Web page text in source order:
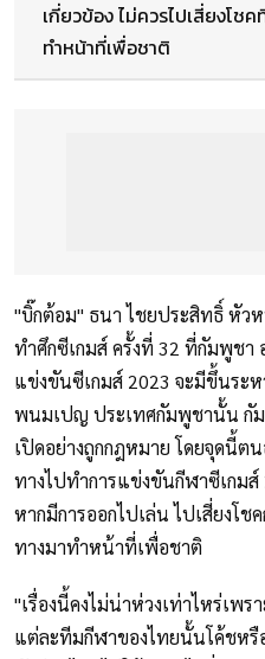
เกี่ยวข้อง ไม่ควรไปเสี่ยงโช
ทำหน้าที่เพื่อชาติ
"บิ๊กต้อม" ธนา ไชยประสิทธิ์ หั
ทำศึกซีเกมส์ ครั้งที่ 32 ที่กัมพูชา
แข่งขันซีเกมส์ 2023 จะมีขึ้นระ
พนมเปญ ประเทศกัมพูชานั้น กั
เปิดอย่างถูกกฎหมาย โดยจุดนี้
ทางไปทำการแข่งขันกีฬาซีเกม
หากมีการออกไปเล่น ไปเสี่ยงโช
ทางมาทำหน้าที่เพื่อชาติ
"เรื่องนี้คงไม่น่าห่วงเท่าไหร่เพ
แต่ละทีมกีฬาของไทยนั้นโค้ชหรื